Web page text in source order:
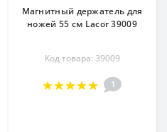
Магнитный держатель для
ножей 55 см Lacor 39009
Код товара: 39009
1